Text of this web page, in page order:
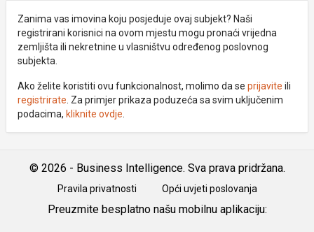
Zanima vas imovina koju posjeduje ovaj subjekt? Naši
registrirani korisnici na ovom mjestu mogu pronaći vrijedna
zemljišta ili nekretnine u vlasništvu određenog poslovnog
subjekta.
Ako želite koristiti ovu funkcionalnost, molimo da se prijavite ili
registrirate . Za primjer prikaza poduzeća sa svim uključenim
podacima, kliknite ovdje
© 2026 - Business Intelligence. Sva prava pridržana.
Pravila privatnosti Opći uvjeti poslovanja
Preuzmite besplatno našu mobilnu aplikaciju: